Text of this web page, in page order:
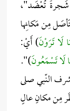
تُعْضَد"،
مِن مَكانِها
لَا تَرَوْنَ) أَيْ:
لَا تَسْمَعُونَ)".
النّبي صلى
مِن مكانٍ عالٍ